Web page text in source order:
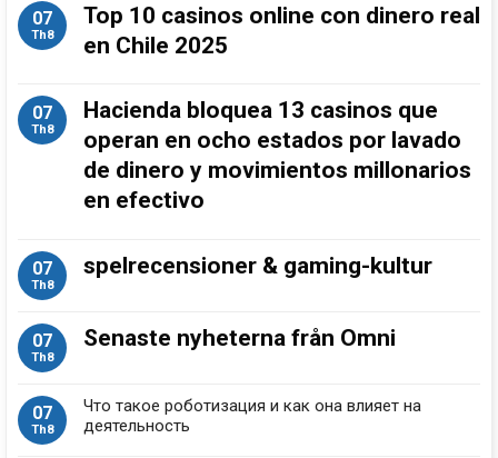
07
Th8
Top 10 casinos online con dinero real
en Chile 2025
07
Th8
Hacienda bloquea 13 casinos que
operan en ocho estados por lavado
de dinero y movimientos millonarios
en efectivo
07
Th8
spelrecensioner & gaming-kultur
07
Th8
Senaste nyheterna från Omni
07
Th8
Что такое роботизация и как она влияет на
деятельность